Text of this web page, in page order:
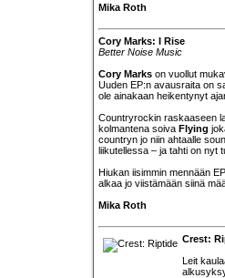
Mika Roth
Cory Marks: I Rise
Better Noise Music
Cory Marks on vuollut
Uuden EP:n avausraita on
ole ainakaan heikentynyt
Countryrockin raskaaseen
kolmantena soiva Flying
countryn jo niin ahtaalle
liikutellessa – ja tahti on nyt
Hiukan iisimmin mennään
alkaa jo viistämään siinä
Mika Roth
Crest:
Leit